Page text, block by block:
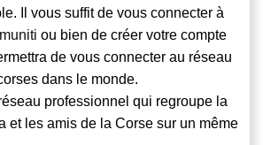
Il vous suffit de vous connecter à
ou bien de créer votre compte
de vous connecter au réseau
dans le monde.
professionnel qui regroupe la
et les amis de la Corse sur un même